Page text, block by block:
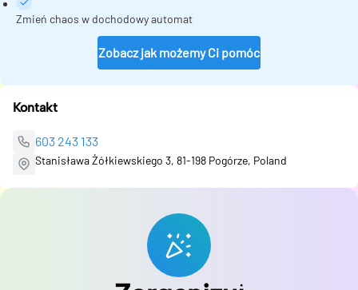
Zmień chaos w dochodowy automat
Zobacz jak możemy Ci pomóc
Kontakt
603 243 133
Stanisława Żółkiewskiego 3, 81-198 Pogórze, Poland